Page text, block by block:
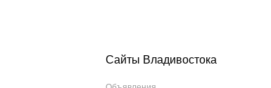
Сайты Владивостока